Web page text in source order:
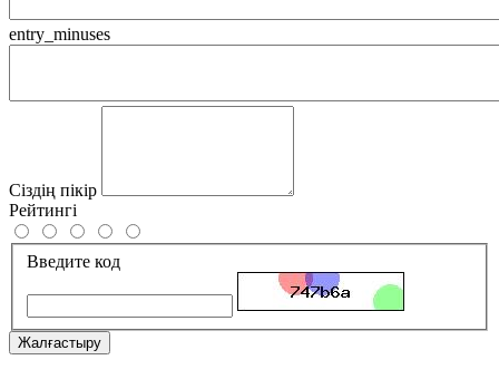
entry_minuses
Сіздің пікір
Рейтингі
Введите код
Жалғастыру